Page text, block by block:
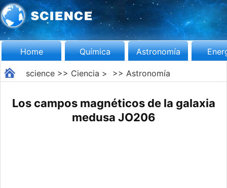
Home Química Astronomía
science>> Ciencia > >> Astronomía
Los campos magnéticos de la galaxia
medusa JO206